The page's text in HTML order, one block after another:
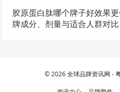
胶原蛋白肽哪个牌子好效果
牌成分、剂量与适合人群对比
© 2026全球品牌资讯网 -